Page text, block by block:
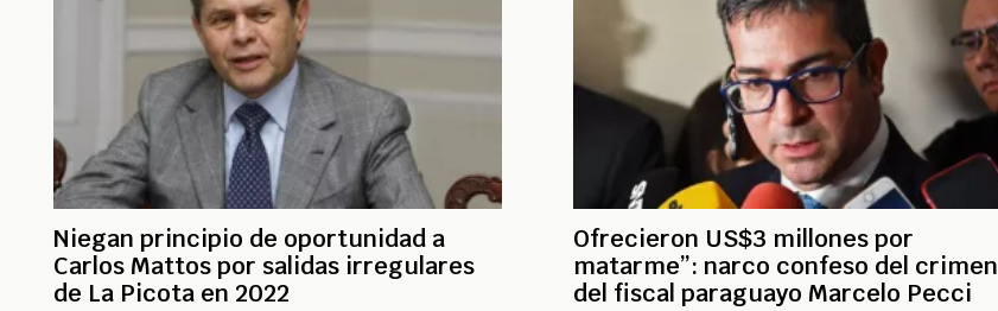
Niegan principio de oportunidad a
Carlos Mattos por salidas irregulares
de La Picota en 2022
Ofrecieron US$3 millones por
matarme”: narco confeso del crimen
del fiscal paraguayo Marcelo Pecci